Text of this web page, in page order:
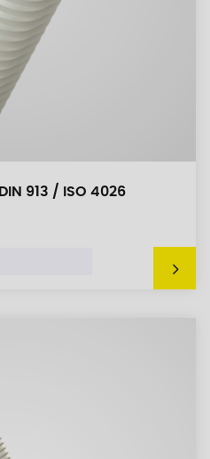
913 / ISO 4026